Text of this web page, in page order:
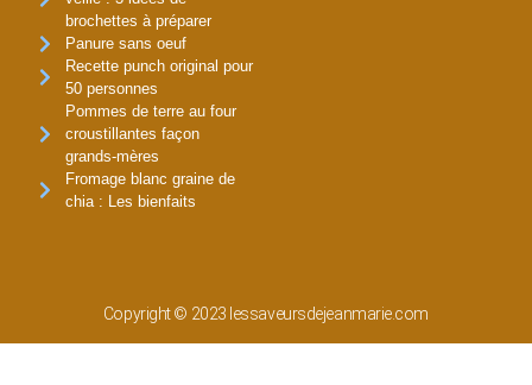
brochettes à préparer
Panure sans oeuf
Recette punch original pour
50 personnes
Pommes de terre au four
croustillantes façon
grands-mères
Fromage blanc graine de
chia : Les bienfaits
Copyright © 2023 lessaveursdejeanmarie.com